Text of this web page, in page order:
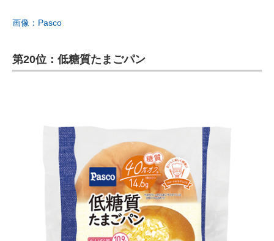
画像：Pasco
第20位：低糖質たまごパン